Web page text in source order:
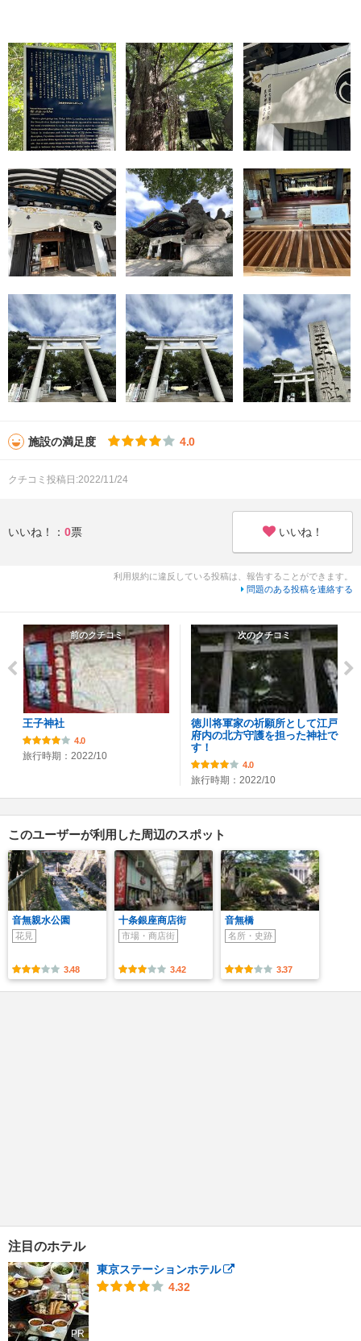
施設の満足度 4.0
クチコミ投稿日:2022/11/24
いいね！： 0票 いいね！
利用規約に違反している投稿は、報告することができます。
問題のある投稿を連絡する
前のクチコミ
王子神社
4.0
旅行時期：2022/10
次のクチコミ
徳川将軍家の祈願所として江戸
府内の北方守護を担った神社で
す！
4.0
旅行時期：2022/10
このユーザーが利用した周辺のスポット
音無親水公園
花見
3.48
十条銀座商店街
市場・商店街
3.42
音無橋
名所・史跡
3.37
注目のホテル
PR
東京ステーションホテル
4.32